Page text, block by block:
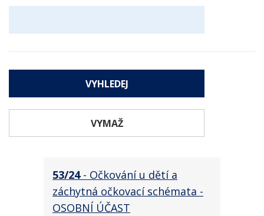
VYMAŽ
53/24- Očkování u dětí a
záchytná očkovací schémata -
OSOBNÍ ÚČAST